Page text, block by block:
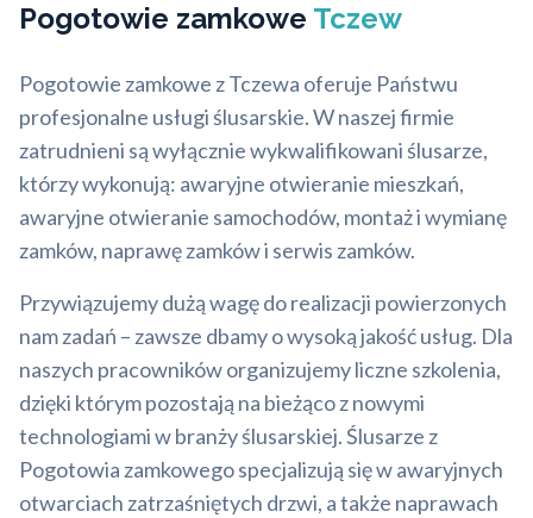
Pogotowie zamkowe Tczew
Pogotowie zamkowe z Tczewa oferuje Państwu
profesjonalne usługi ślusarskie. W naszej firmie
zatrudnieni są wyłącznie wykwalifikowani ślusarze,
którzy wykonują: awaryjne otwieranie mieszkań,
awaryjne otwieranie samochodów, montaż i wymianę
zamków, naprawę zamków i serwis zamków.
Przywiązujemy dużą wagę do realizacji powierzonych
nam zadań – zawsze dbamy o wysoką jakość usług. Dla
naszych pracowników organizujemy liczne szkolenia,
dzięki którym pozostają na bieżąco z nowymi
technologiami w branży ślusarskiej. Ślusarze z
Pogotowia zamkowego specjalizują się w awaryjnych
otwarciach zatrzaśniętych drzwi, a także naprawach